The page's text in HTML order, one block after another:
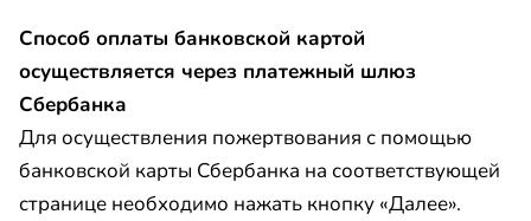
Способ оплаты банковской картой
осуществляется через платежный шлюз
Сбербанка
Для осуществления пожертвования с помощью
банковской карты Сбербанка на соответствующей
странице необходимо нажать кнопку «Далее».